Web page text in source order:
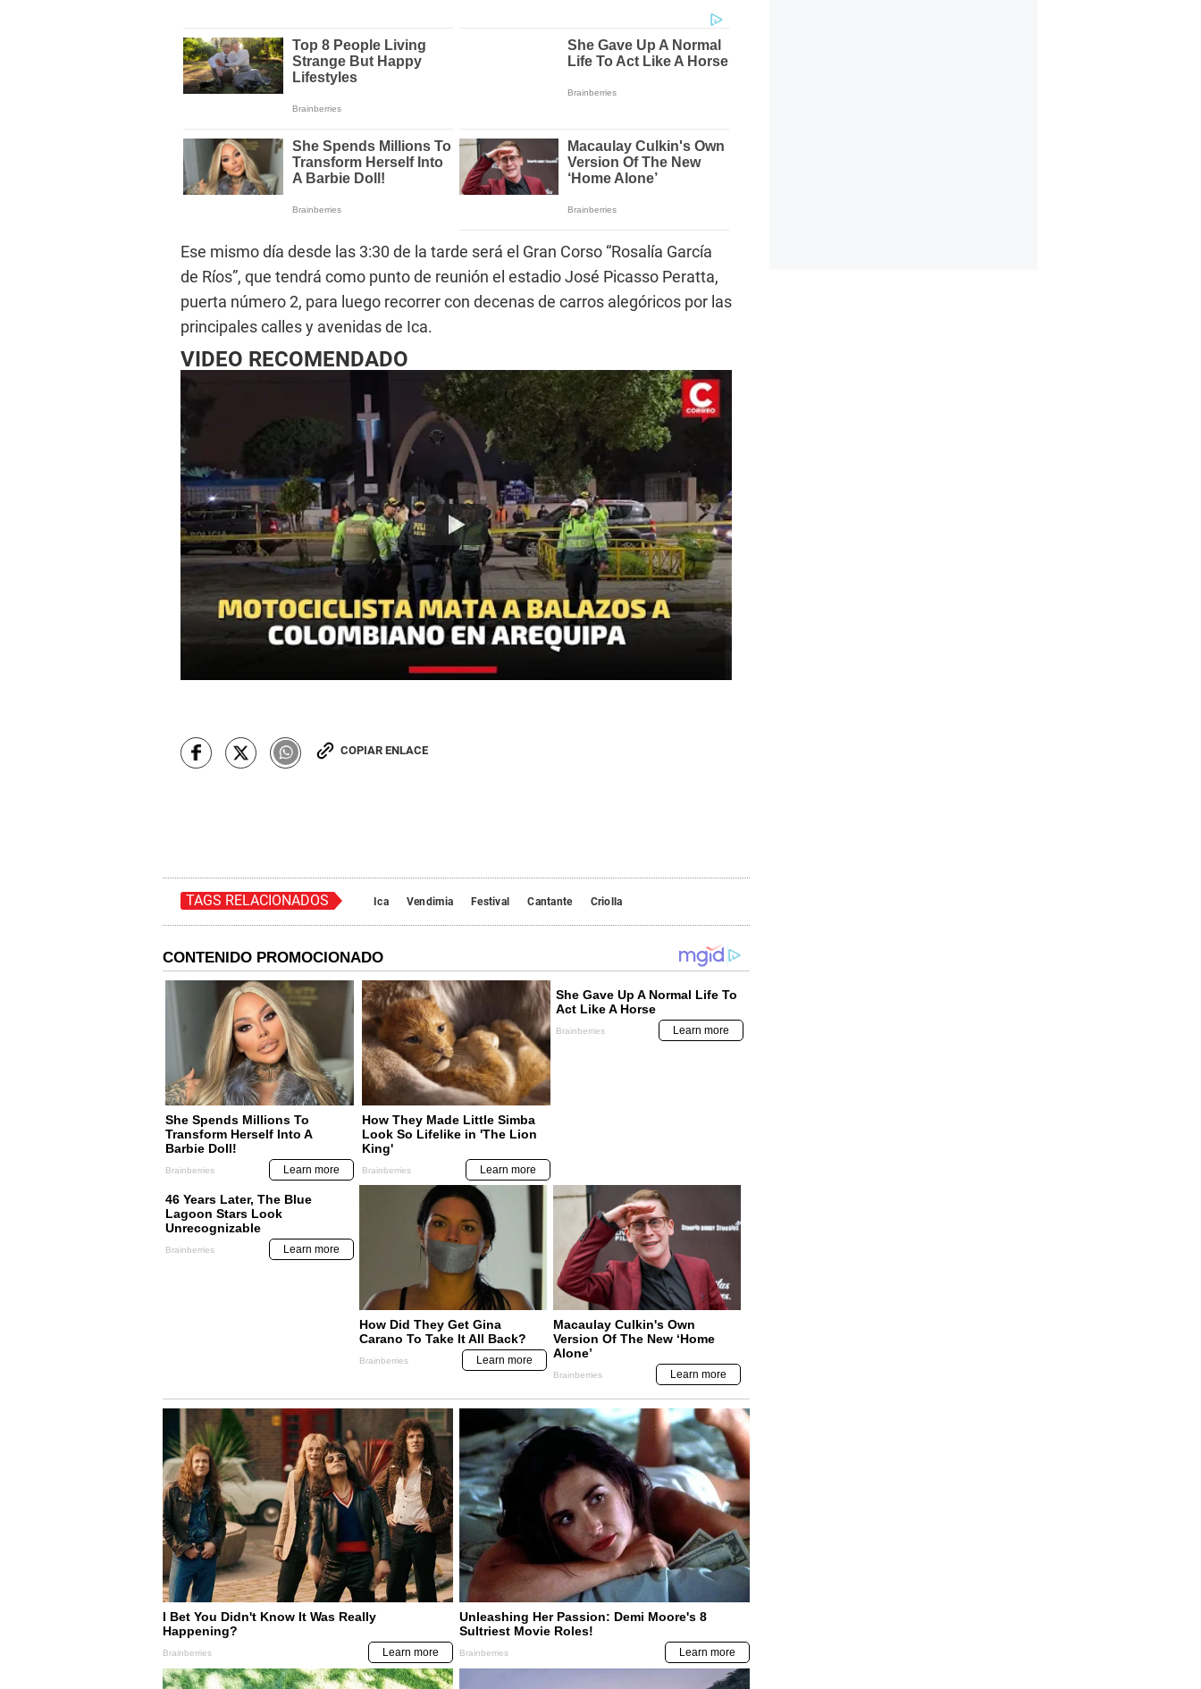
Ese mismo día desde las 3:30 de la tarde será el Gran Corso “Rosalía García
de Ríos”, que tendrá como punto de reunión el estadio José Picasso Peratta,
puerta número 2, para luego recorrer con decenas de carros alegóricos por las
principales calles y avenidas de Ica.
VIDEO RECOMENDADO
COPIAR ENLACE
TAGS RELACIONADOS Ica Vendimia Festival Cantante Criolla